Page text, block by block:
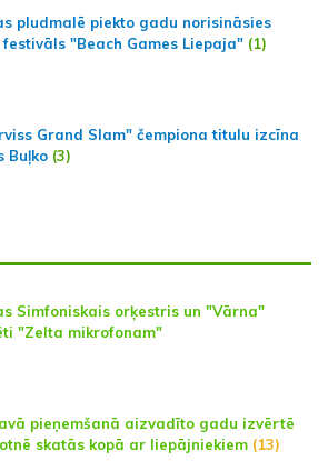
pludmalē piekto gadu norisināsies
"Beach Games Liepaja" (1)
Grand Slam" čempiona titulu izcīna
Buļko (3)
Simfoniskais orķestris un "Vārna"
"Zelta mikrofonam"
pieņemšanā aizvadīto gadu izvērtē
skatās kopā ar liepājniekiem (13)